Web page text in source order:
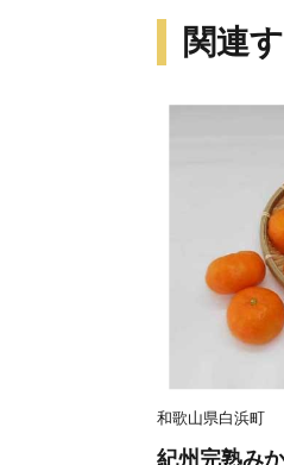
関連
和歌山県白浜町
紀州完熟み